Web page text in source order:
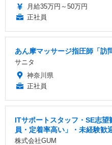
月給35万円～50万円
正社員
あん摩マッサージ指圧師「訪
サニタ
神奈川県
正社員
ITサポートスタッフ・SE志
員・定着率高い」・未経験歓
株式会社GUM